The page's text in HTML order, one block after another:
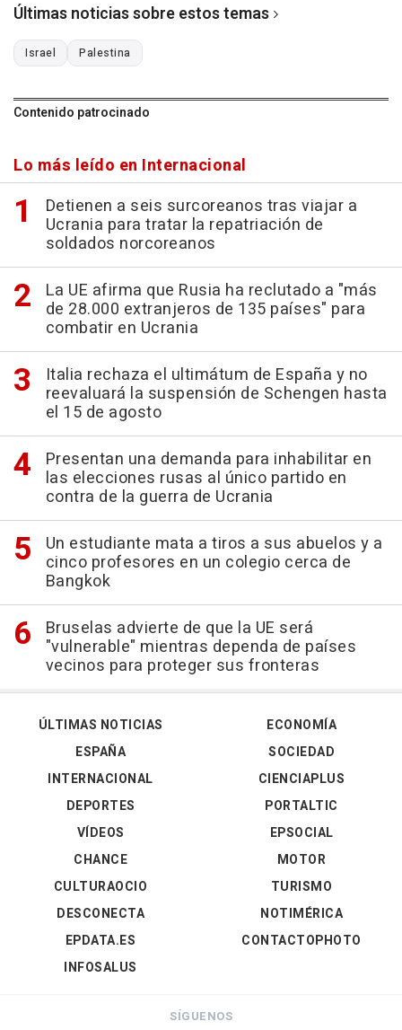
Últimas noticias sobre estos temas
Israel Palestina
Contenido patrocinado
Lo más leído en Internacional
Detienen a seis surcoreanos tras viajar a
Ucrania para tratar la repatriación de
soldados norcoreanos
La UE afirma que Rusia ha reclutado a "más
de 28.000 extranjeros de 135 países" para
combatir en Ucrania
Italia rechaza el ultimátum de España y no
reevaluará la suspensión de Schengen hasta
el 15 de agosto
Presentan una demanda para inhabilitar en
las elecciones rusas al único partido en
contra de la guerra de Ucrania
Un estudiante mata a tiros a sus abuelos y a
cinco profesores en un colegio cerca de
Bangkok
Bruselas advierte de que la UE será
"vulnerable" mientras dependa de países
vecinos para proteger sus fronteras
ÚLTIMAS NOTICIAS
ESPAÑA
INTERNACIONAL
DEPORTES
VÍDEOS
ECONOMÍA
SOCIEDAD
CIENCIAPLUS
PORTALTIC
EPSOCIAL
CHANCE
CULTURAOCIO
DESCONECTA
EPDATA.ES
INFOSALUS
MOTOR
TURISMO
NOTIMÉRICA
CONTACTOPHOTO
SÍGUENOS